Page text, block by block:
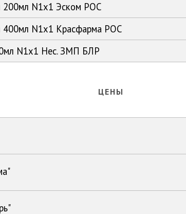
200мл N1x1 Эском РОС
400мл N1x1 Красфарма РОС
N1x1 Нес. ЗМП БЛР
ЦЕНЫ